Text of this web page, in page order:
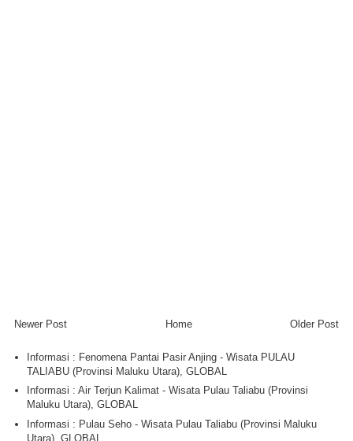
Newer Post Older Post
Home
Informasi : Fenomena Pantai Pasir Anjing - Wisata PULAU
TALIABU (Provinsi Maluku Utara), GLOBAL
Informasi : Air Terjun Kalimat - Wisata Pulau Taliabu (Provinsi
Maluku Utara), GLOBAL
Informasi : Pulau Seho - Wisata Pulau Taliabu (Provinsi Maluku
Utara), GLOBAL